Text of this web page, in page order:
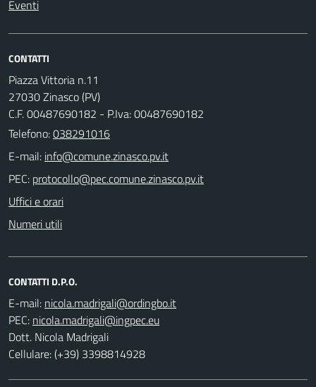
Eventi
CONTATTI
Piazza Vittoria n.11
27030 Zinasco (PV)
C.F. 00487690182 - P.Iva: 00487690182
Telefono:038291016
E-mail:
PEC:
Uffici e orari
Numeri utili
CONTATTI D.P.O.
E-mail:
PEC:
Dott. Nicola Madrigali
Cellulare: (+39) 3398814928